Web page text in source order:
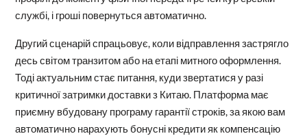
службі, і гроші повернуться автоматично.
Другий сценарій спрацьовує, коли відправлення застрягло
десь світом транзитом або на етапі митного оформлення.
Тоді актуальним стає питання, куди звертатися у разі
критичної затримки доставки з Китаю. Платформа має
приємну вбудовану програму гарантії строків, за якою вам
автоматично нарахують бонусні кредити як компенсацію